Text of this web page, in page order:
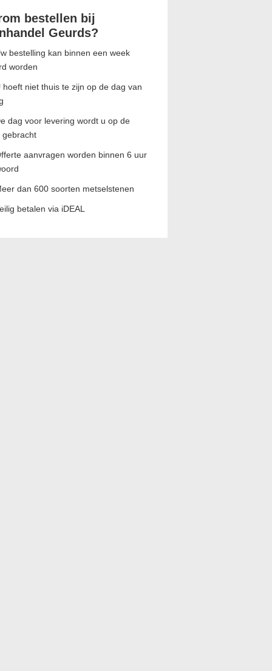
bestellen bij
Geurds?
bestelling kan binnen een week
worden
hoeft niet thuis te zijn op de dag van
dag voor levering wordt u op de
gebracht
aanvragen worden binnen 6 uur
dan 600 soorten metselstenen
betalen via iDEAL